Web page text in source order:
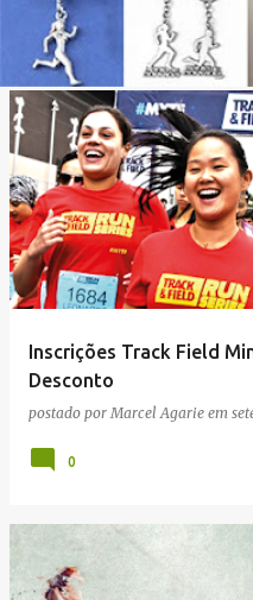
t
a
g
e
n
s
Inscrições Track Field
Desconto
postado porMarcel Agarie em
0